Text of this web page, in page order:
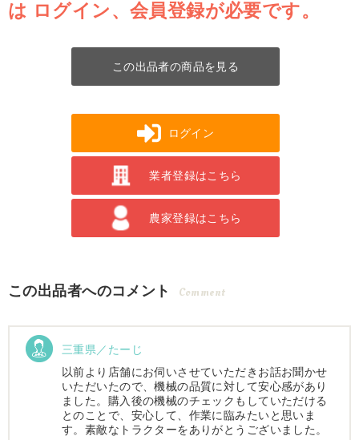
は ログイン、会員登録が必要です。
この出品者の商品を見る
ログイン
業者登録はこちら
農家登録はこちら
この出品者へのコメント Comment
三重県／たーじ
以前より店舗にお伺いさせていただきお話お聞かせ
いただいたので、機械の品質に対して安心感があり
ました。購入後の機械のチェックもしていただける
とのことで、安心して、作業に臨みたいと思いま
す。素敵なトラクターをありがとうございました。